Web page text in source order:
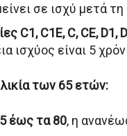
σε ισχύ μετά
C1, C1E, C, CE, D1,
ισχύος είναι 5
των 65 ετών:
έως τα 80, η